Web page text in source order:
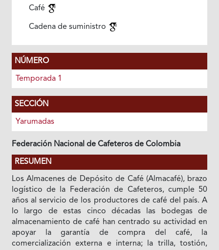
Café
Cadena de suministro
NÚMERO
Temporada 1
SECCIÓN
Yarumadas
Federación Nacional de Cafeteros de Colombia
RESUMEN
Los Almacenes de Depósito de Café (Almacafé), brazo
logístico de la Federación de Cafeteros, cumple 50
años al servicio de los productores de café del país. A
lo largo de estas cinco décadas las bodegas de
almacenamiento de café han centrado su actividad en
apoyar la garantía de compra del café, la
comercialización externa e interna; la trilla, tostión,